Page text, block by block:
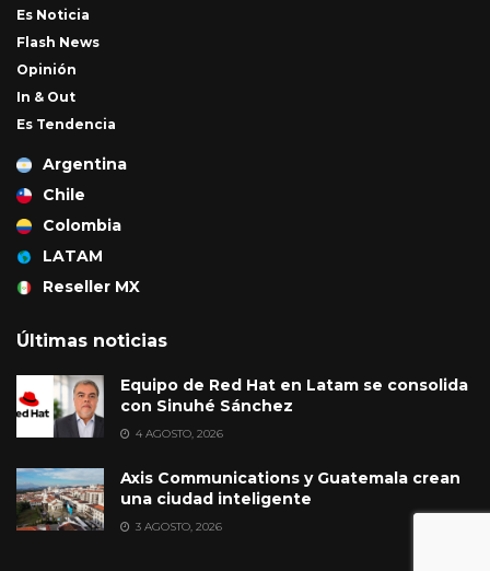
Es Noticia
Flash News
Opinión
In & Out
Es Tendencia
Argentina
Chile
Colombia
LATAM
Reseller MX
Últimas noticias
Equipo de Red Hat en Latam se consolida
con Sinuhé Sánchez
4 AGOSTO, 2026
Axis Communications y Guatemala crean
una ciudad inteligente
3 AGOSTO, 2026